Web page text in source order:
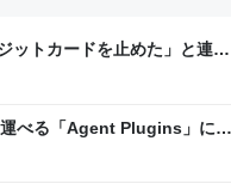
ットカードを止めた」と連絡
聞かれたので、「ひろゆき
べる「Agent Plugins」に
どと共同推進